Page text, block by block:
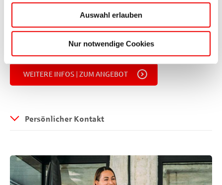
Auswahl erlauben
Nur notwendige Cookies
zukunftsorientierte Perspektive einnehmen, um richtige
Entscheidungen zu treffen. Wir bringen die Themen für
WEITERE INFOS | ZUM ANGEBOT
Persönlicher Kontakt